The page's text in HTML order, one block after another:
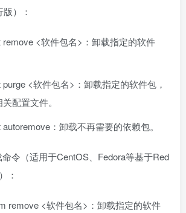
）：
remove <软件包名>：卸载指定的软件
purge <软件包名>：卸载指定的软件包，
配置文件。
：卸载不再需要的依赖包。
令（适用于CentOS、Fedora等基于Red
：
remove <软件包名>：卸载指定的软件